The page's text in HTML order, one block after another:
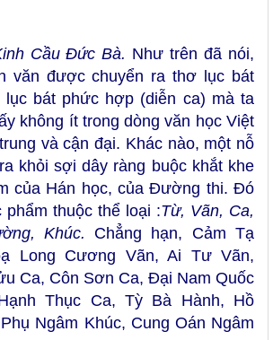
Cầu Đức Bà. Như trên đã nói,
văn được chuyển ra thơ lục bát
lục bát phức hợp (diễn ca) mà ta
không ít trong dòng văn học Việt
và cận đại. Khác nào, một nỗ
khỏi sợi dây ràng buộc khắt khe
của Hán học, của Đường thi. Đó
phẩm thuộc thể loại :Từ, Vãn, Ca,
Khúc. Chẳng hạn, Cảm Tạ
Long Cương Vãn, Ai Tư Vãn,
Ca, Côn Sơn Ca, Đại Nam Quốc
Thục Ca, Tỳ Bà Hành, Hồ
Ngâm Khúc, Cung Oán Ngâm